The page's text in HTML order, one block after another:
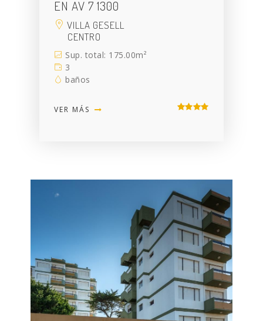
EN AV 7 1300
VILLA GESELL
CENTRO
Sup. total: 175.00m²
3
baños
VER MÁS